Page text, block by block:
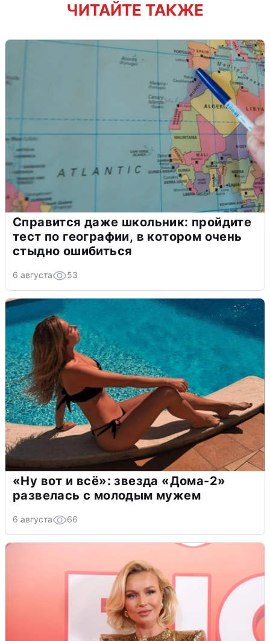
ЧИТАЙТЕ ТАКЖЕ
Справится даже школьник: пройдите
тест по географии, в котором очень
стыдно ошибиться
6 августа 53
«Ну вот и всё»: звезда «Дома-2»
развелась с молодым мужем
6 августа 66